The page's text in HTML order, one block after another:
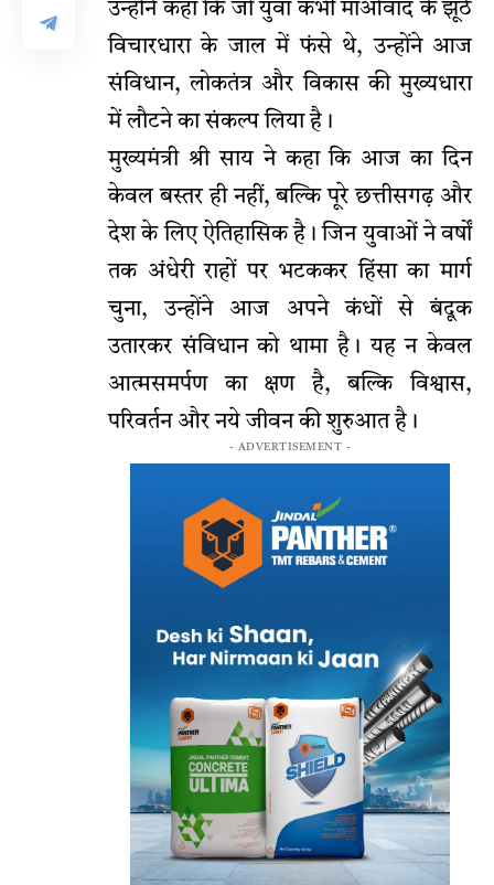
उन्होंने कहा कि जो युवा कभी माओवाद के झूठे
विचारधारा के जाल में फंसे थे, उन्होंने आज
संविधान, लोकतंत्र और विकास की मुख्यधारा
में लौटने का संकल्प लिया है।
मुख्यमंत्री श्री साय ने कहा कि आज का दिन
केवल बस्तर ही नहीं, बल्कि पूरे छत्तीसगढ़ और
देश के लिए ऐतिहासिक है। जिन युवाओं ने वर्षों
तक अंधेरी राहों पर भटककर हिंसा का मार्ग
चुना, उन्होंने आज अपने कंधों से बंदूक
उतारकर संविधान को थामा है। यह न केवल
आत्मसमर्पण का क्षण है, बल्कि विश्वास,
परिवर्तन और नये जीवन की शुरुआत है।
- ADVERTISEMENT -